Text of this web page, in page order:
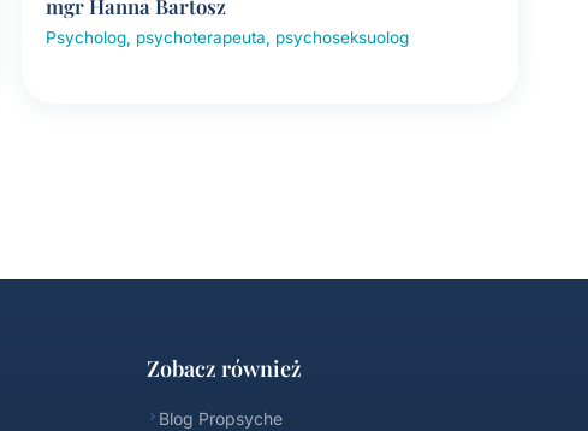
mgr Hanna Bartosz
Psycholog, psychoterapeuta, psychoseksuolog
Zobacz również
Blog Propsyche